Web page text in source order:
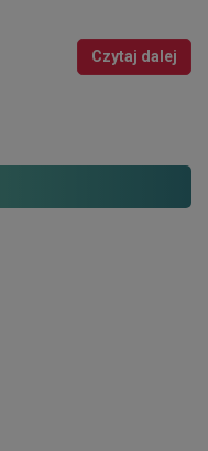
Czytaj dalej